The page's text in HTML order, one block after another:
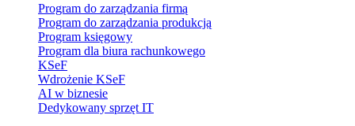
Program do zarządzania firmą
Program do zarządzania produkcją
Program księgowy
Program dla biura rachunkowego
KSeF
Wdrożenie KSeF
AI w biznesie
Dedykowany sprzęt IT